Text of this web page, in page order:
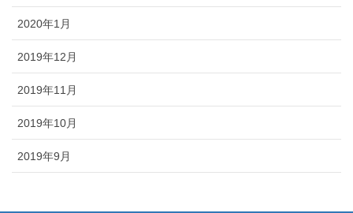
2020年1月
2019年12月
2019年11月
2019年10月
2019年9月